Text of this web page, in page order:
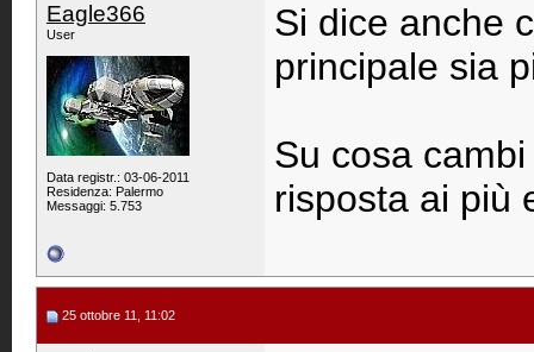
Eagle366
User
Data registr.: 03-06-2011
Residenza: Palermo
Messaggi: 5.753
Si dice anche
principale sia
Su cosa
risposta ai più
25 ottobre 11, 11:02